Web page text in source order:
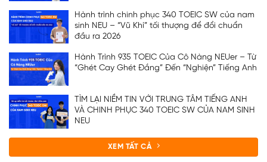
Hành trình chinh phục 340 TOEIC SW của nam
sinh NEU – “Vũ Khí” tối thượng để đổi chuẩn
đầu ra 2026
Hành Trình 935 TOEIC Của Cô Nàng NEUer – Từ
“Ghét Cay Ghét Đắng” Đến “Nghiện” Tiếng Anh
TÌM LẠI NIỀM TIN VỚI TRUNG TÂM TIẾNG ANH
VÀ CHINH PHỤC 340 TOEIC SW CỦA NAM SINH
NEU
XEM TẤT CẢ